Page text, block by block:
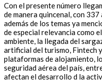
Con el presente número
de manera quincenal, con
además de los temas ya
de especial relevancia como
ambiente, la llegada del
artificial del turismo, Fintech
plataformas de alojamiento,
seguridad aérea del país,
afectan el desarrollo d la